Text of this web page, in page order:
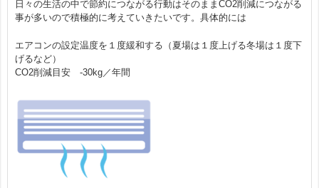
よくある質問
施工事例
営業所案内／対応エリア
省エネ・創エネ お役立ちコラム
省エネ住宅！ecoリフォーム
日々の生活の中で節約につながる行動はそのままCO2削減につながる
事が多いので積極的に考えていきたいです。具体的には
エアコンの設定温度を１度緩和する（夏場は１度上げる冬場は１度下
げるなど）
CO2削減目安 -30kg／年間